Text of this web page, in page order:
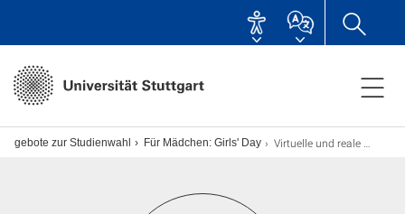
zur Studienwahl Für Mädchen: Girls' Day Virtuelle und reale Produktentwicklung ausprobieren - AUSGEBUCHT!